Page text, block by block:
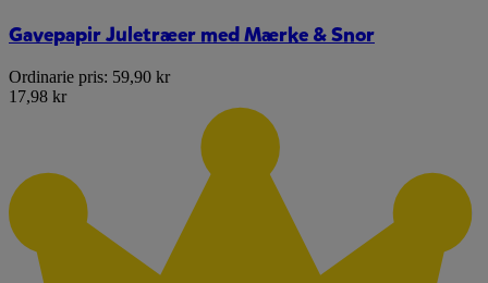
Gavepapir Juletræer med Mærke & Snor
Ordinarie pris: 59,90 kr
17,98 kr